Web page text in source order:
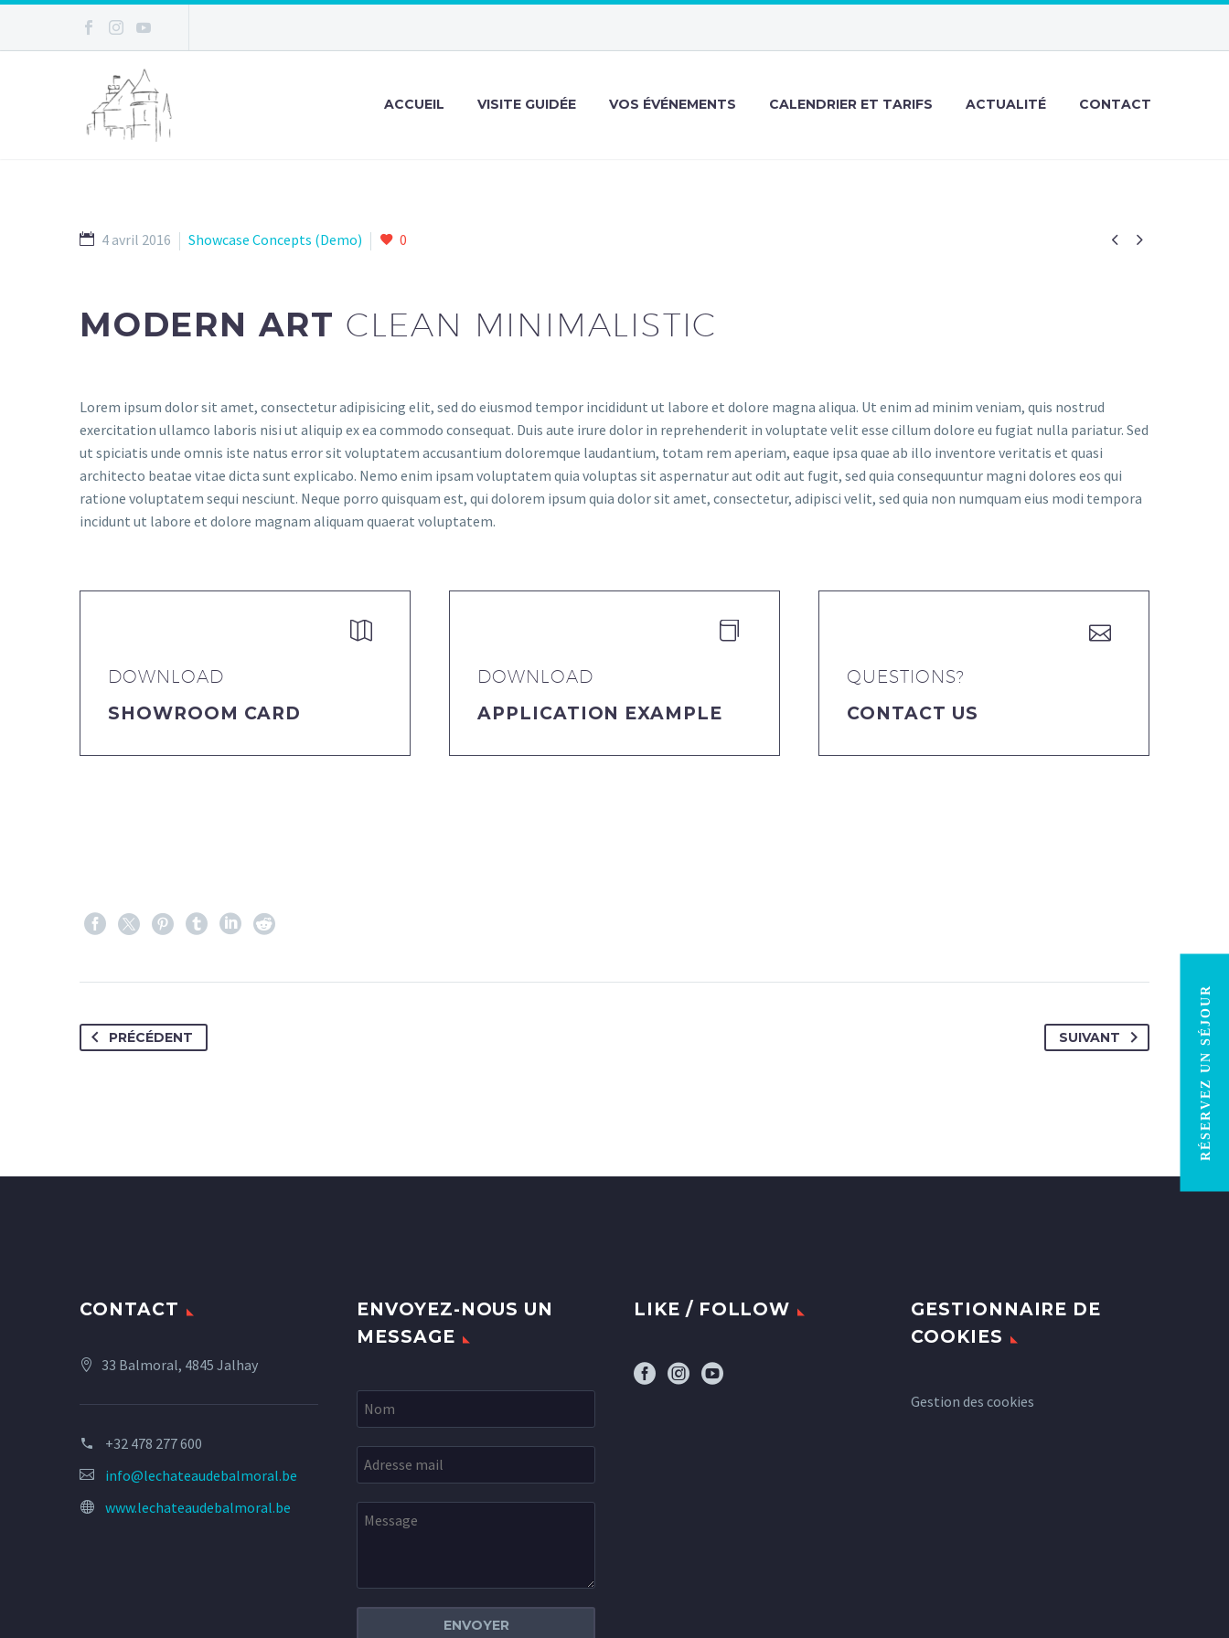
ACCUEIL VISITE GUIDÉE VOS ÉVÉNEMENTS CALENDRIER ET TARIFS ACTUALITÉ CONTACT
 
4 avril 2016 Showcase Concepts (Demo) 0
MODERN ART CLEAN MINIMALISTIC
Lorem ipsum dolor sit amet, consectetur adipisicing elit, sed do eiusmod tempor incididunt ut labore et dolore magna aliqua. Ut enim ad minim veniam, quis nostrud
exercitation ullamco laboris nisi ut aliquip ex ea commodo consequat. Duis aute irure dolor in reprehenderit in voluptate velit esse cillum dolore eu fugiat nulla pariatur. Sed
ut spiciatis unde omnis iste natus error sit voluptatem accusantium doloremque laudantium, totam rem aperiam, eaque ipsa quae ab illo inventore veritatis et quasi
architecto beatae vitae dicta sunt explicabo. Nemo enim ipsam voluptatem quia voluptas sit aspernatur aut odit aut fugit, sed quia consequuntur magni dolores eos qui
ratione voluptatem sequi nesciunt. Neque porro quisquam est, qui dolorem ipsum quia dolor sit amet, consectetur, adipisci velit, sed quia non numquam eius modi tempora
incidunt ut labore et dolore magnam aliquam quaerat voluptatem.


DOWNLOAD
SHOWROOM CARD


DOWNLOAD
APPLICATION EXAMPLE


QUESTIONS?
CONTACT US
PRÉCÉDENT SUIVANT
CONTACT
33 Balmoral, 4845 Jalhay
+32 478 277 600
info@lechateaudebalmoral.be
www.lechateaudebalmoral.be
ENVOYEZ-NOUS UN
MESSAGE
LIKE / FOLLOW
GESTIONNAIRE DE
COOKIES
Gestion des cookies
RÉSERVEZ UN SÉJOUR